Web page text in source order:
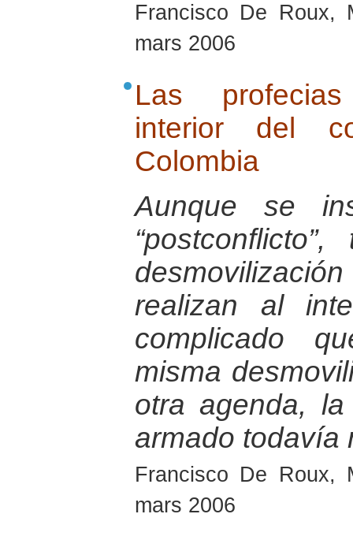
Francisco De Roux,
mars 2006
Las
interior del
Colombia
Aunque se
realizan al
complicado
misma
otra agenda,
armado todavía
Francisco De Roux,
mars 2006